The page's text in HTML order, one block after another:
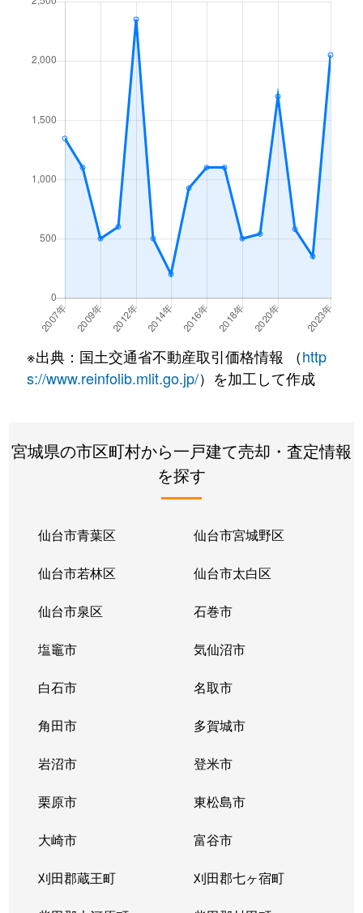
※出典：国土交通省不動産取引価格情報 （http
s://www.reinfolib.mlit.go.jp/）を加工して作成
宮城県の市区町村から一戸建て売却・査定情報
を探す
仙台市青葉区 仙台市宮城野区
仙台市若林区 仙台市太白区
仙台市泉区 石巻市
塩竈市 気仙沼市
白石市 名取市
角田市 多賀城市
岩沼市 登米市
栗原市 東松島市
大崎市 富谷市
刈田郡蔵王町 刈田郡七ヶ宿町